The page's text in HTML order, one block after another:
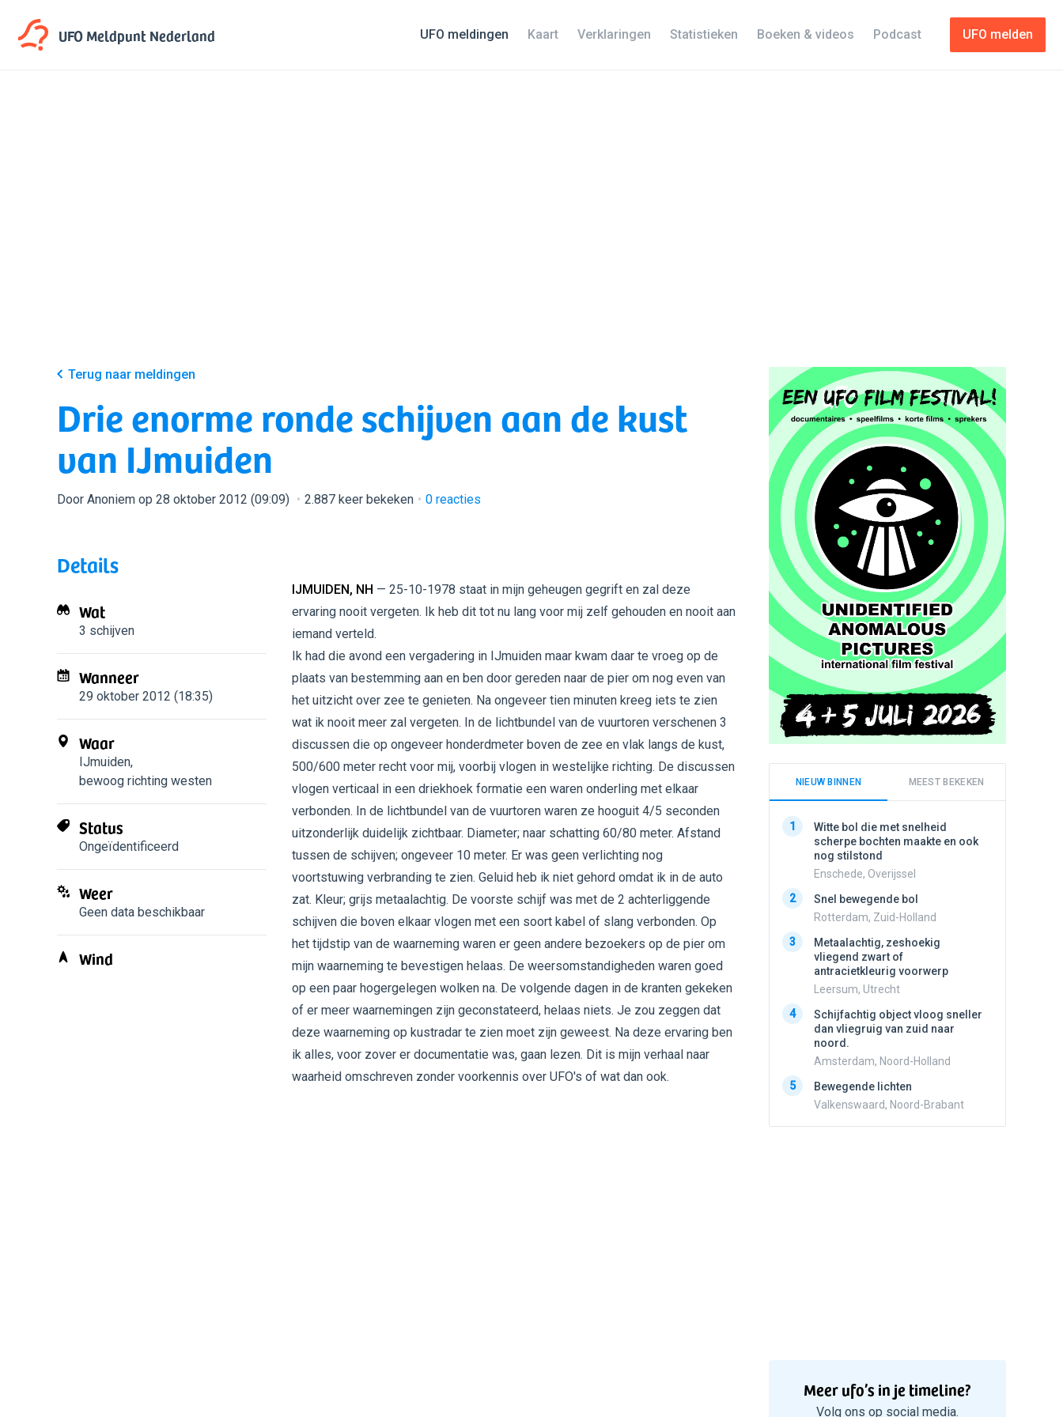
UFO MeldpuntNederland UFO melden
UFO meldingen Kaart Verklaringen Statistieken Boeken & videos Podcast
Terug naar meldingen
Drie enorme ronde schijven aan de kust
van IJmuiden
Door Anoniem op 28 oktober 2012 (09:09) 2.887 keer bekeken 0 reacties
Details
Wat
3 schijven
Wanneer
29 oktober 2012 (18:35)
Waar
IJmuiden,
bewoog richting westen
Status
Ongeïdentificeerd
Weer
Geen data beschikbaar
Wind
IJMUIDEN, NH — 25-10-1978 staat in mijn geheugen gegrift en zal deze
ervaring nooit vergeten. Ik heb dit tot nu lang voor mij zelf gehouden en nooit aan
iemand verteld.
Ik had die avond een vergadering in IJmuiden maar kwam daar te vroeg op de
plaats van bestemming aan en ben door gereden naar de pier om nog even van
het uitzicht over zee te genieten. Na ongeveer tien minuten kreeg iets te zien
wat ik nooit meer zal vergeten. In de lichtbundel van de vuurtoren verschenen 3
discussen die op ongeveer honderdmeter boven de zee en vlak langs de kust,
500/600 meter recht voor mij, voorbij vlogen in westelijke richting. De discussen
vlogen verticaal in een driekhoek formatie een waren onderling met elkaar
verbonden. In de lichtbundel van de vuurtoren waren ze hooguit 4/5 seconden
uitzonderlijk duidelijk zichtbaar. Diameter; naar schatting 60/80 meter. Afstand
tussen de schijven; ongeveer 10 meter. Er was geen verlichting nog
voortstuwing verbranding te zien. Geluid heb ik niet gehord omdat ik in de auto
zat. Kleur; grijs metaalachtig. De voorste schijf was met de 2 achterliggende
schijven die boven elkaar vlogen met een soort kabel of slang verbonden. Op
het tijdstip van de waarneming waren er geen andere bezoekers op de pier om
mijn waarneming te bevestigen helaas. De weersomstandigheden waren goed
op een paar hogergelegen wolken na. De volgende dagen in de kranten gekeken
of er meer waarnemingen zijn geconstateerd, helaas niets. Je zou zeggen dat
deze waarneming op kustradar te zien moet zijn geweest. Na deze ervaring ben
ik alles, voor zover er documentatie was, gaan lezen. Dit is mijn verhaal naar
waarheid omschreven zonder voorkennis over UFO's of wat dan ook.
NIEUW BINNEN MEEST BEKEKEN
1
Witte bol die met snelheid
scherpe bochten maakte en ook
nog stilstond
Enschede, Overijssel
2
Snel bewegende bol
Rotterdam, Zuid-Holland
3
Metaalachtig, zeshoekig
vliegend zwart of
antracietkleurig voorwerp
Leersum, Utrecht
4
Schijfachtig object vloog sneller
dan vliegruig van zuid naar
noord.
Amsterdam, Noord-Holland
5
Bewegende lichten
Valkenswaard, Noord-Brabant
Meer ufo’s in je timeline?
Volg ons op social media.